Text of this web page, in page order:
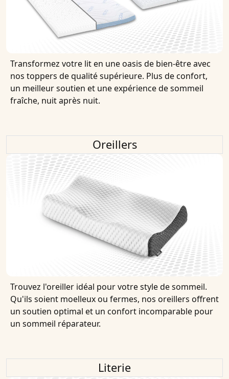
Transformez votre lit en une oasis de bien-être avec
nos toppers de qualité supérieure. Plus de confort,
un meilleur soutien et une expérience de sommeil
fraîche, nuit après nuit.
Oreillers
Trouvez l'oreiller idéal pour votre style de sommeil.
Qu'ils soient moelleux ou fermes, nos oreillers offrent
un soutien optimal et un confort incomparable pour
un sommeil réparateur.
Literie